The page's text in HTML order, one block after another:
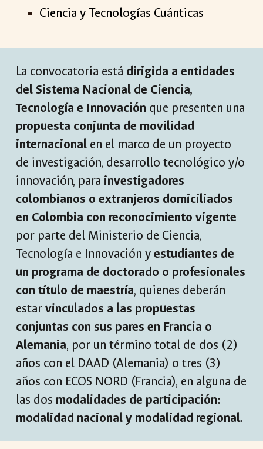
Ciencia y Tecnologías Cuánticas
La convocatoria está dirigida a entidades
del Sistema Nacional de Ciencia,
Tecnología e Innovación que presenten una
propuesta conjunta de movilidad
internacional en el marco de un proyecto
de investigación, desarrollo tecnológico y/o
innovación, para investigadores
colombianos o extranjeros domiciliados
en Colombia con reconocimiento vigente
por parte del Ministerio de Ciencia,
Tecnología e Innovación yestudiantes de
un programa de doctorado o profesionales
con título de maestría, quienes deberán
estarvinculados a las propuestas
conjuntas con sus pares en Francia o
Alemania, por un término total de dos (2)
años con el DAAD (Alemania) o tres (3)
años con ECOS NORD (Francia), en alguna de
las dos modalidades de participación:
modalidad nacional y modalidad regional.